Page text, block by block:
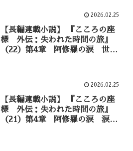
2026.02.25
【長編連載小説】 『こころの座
標 外伝：失われた時間の旅』
（22）第4章 阿修羅の涙 世界
2026.02.25
【長編連載小説】 『こころの座
標 外伝：失われた時間の旅』
（21）第4章 阿修羅の涙 涙の